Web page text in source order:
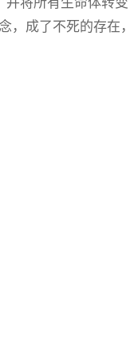
，成了不死的存在，